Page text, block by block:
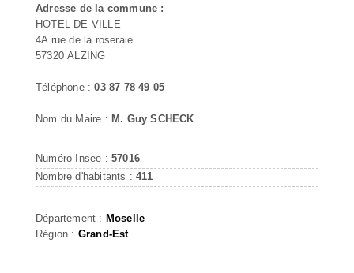
Adresse de la commune :
HOTEL DE VILLE
4A rue de la roseraie
57320 ALZING
Téléphone :03 87 78 49 05
Nom du Maire : M. Guy SCHECK
Numéro Insee : 57016
Nombre d'habitants :411
Département : Moselle
Région : Grand-Est